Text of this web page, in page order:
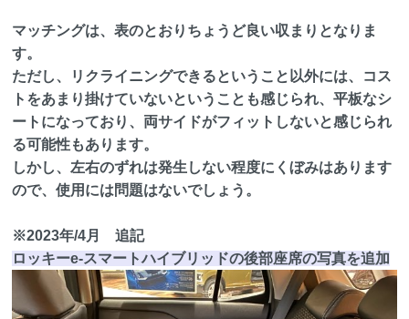
マッチングは、表のとおりちょうど良い収まりとなりま
す。
ただし、リクライニングできるということ以外には、コス
トをあまり掛けていないということも感じられ、平板なシ
ートになっており、両サイドがフィットしないと感じられ
る可能性もあります。
しかし、左右のずれは発生しない程度にくぼみはあります
ので、使用には問題はないでしょう。
※2023年/4月 追記
ロッキーe-スマートハイブリッドの後部座席の写真を追加